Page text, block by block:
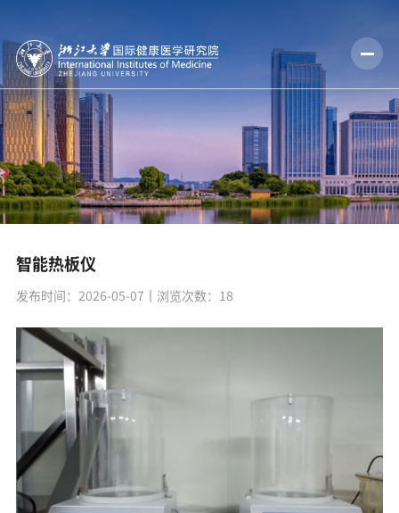
智能热板仪
发布时间：2026-05-07 丨浏览次数： 18